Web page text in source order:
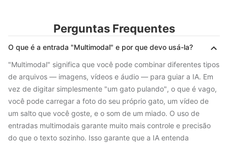
Perguntas Frequentes
O que é a entrada "Multimodal" e por que devo usá-la?
"Multimodal" significa que você pode combinar diferentes tipos
de arquivos — imagens, vídeos e áudio — para guiar a IA. Em
vez de digitar simplesmente "um gato pulando", o que é vago,
você pode carregar a foto do seu próprio gato, um vídeo de
um salto que você goste, e o som de um miado. O uso de
entradas multimodais garante muito mais controle e precisão
do que o texto sozinho. Isso garante que a IA entenda